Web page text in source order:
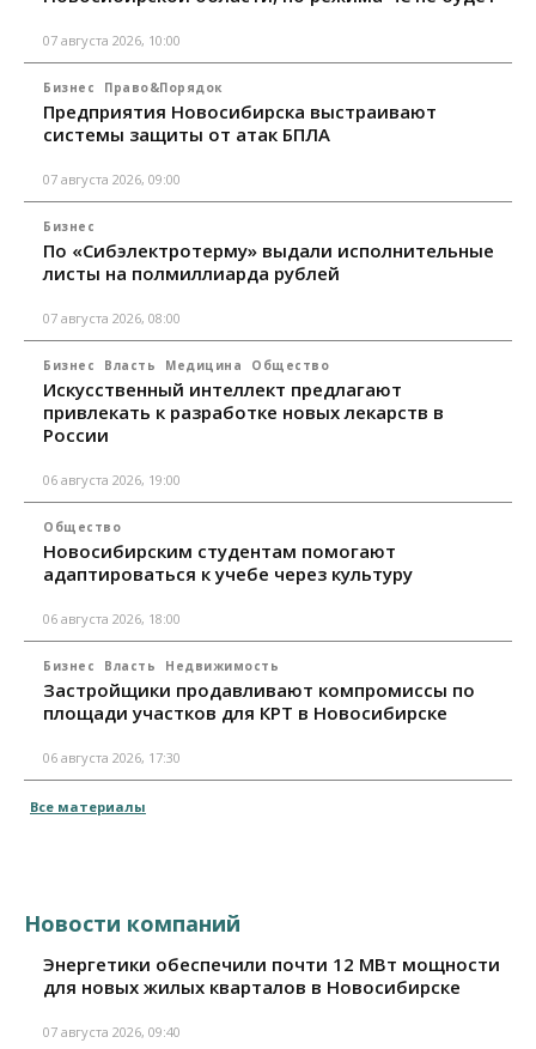
07 августа 2026, 10:00
Бизнес Право&Порядок
Предприятия Новосибирска выстраивают
системы защиты от атак БПЛА
07 августа 2026, 09:00
Бизнес
По «Сибэлектротерму» выдали исполнительные
листы на полмиллиарда рублей
07 августа 2026, 08:00
Бизнес Власть Медицина Общество
Искусственный интеллект предлагают
привлекать к разработке новых лекарств в
России
06 августа 2026, 19:00
Общество
Новосибирским студентам помогают
адаптироваться к учебе через культуру
06 августа 2026, 18:00
Бизнес Власть Недвижимость
Застройщики продавливают компромиссы по
площади участков для КРТ в Новосибирске
06 августа 2026, 17:30
Все материалы
Новости компаний
Энергетики обеспечили почти 12 МВт мощности
для новых жилых кварталов в Новосибирске
07 августа 2026, 09:40